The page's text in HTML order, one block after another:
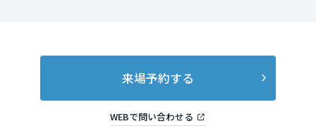
来場予約する
WEBで問い合わせる